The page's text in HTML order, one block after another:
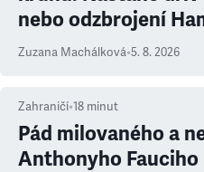
nebo odzbrojení
Zuzana Machálková•5. 8. 2026
Zahraničí•18 minut
Pád milovaného a
Anthonyho Fauciho